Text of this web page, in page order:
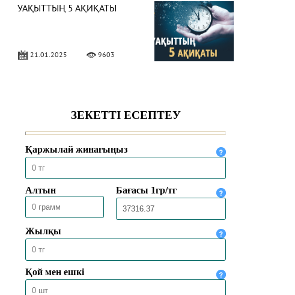
УАҚЫТТЫҢ 5 АҚИҚАТЫ
21.01.2025 9603
28.10.2024 6978
ПАЙҒАМБАР СҮЙГЕН
ЖЕМІСТЕР
26.10.2024